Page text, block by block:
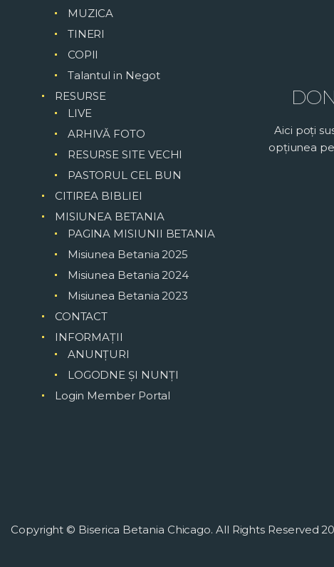
MUZICA
TINERI
COPII
Talantul in Negot
RESURSE
LIVE
ARHIVǍ FOTO
RESURSE SITE VECHI
PASTORUL CEL BUN
CITIREA BIBLIEI
MISIUNEA BETANIA
PAGINA MISIUNII BETANIA
Misiunea Betania 2025
Misiunea Betania 2024
Misiunea Betania 2023
CONTACT
INFORMAȚII
ANUNȚURI
LOGODNE ȘI NUNȚI
Login Member Portal
Aici poți
opțiunea
Copyright © Biserica Betania Chicago. All Rights Reserved